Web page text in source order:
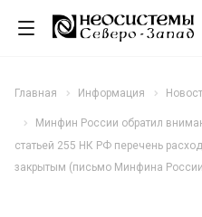
Главная Информация
Минфин России обратил
статьей 255 НК РФ перечень
закрытым (письмо Минфина